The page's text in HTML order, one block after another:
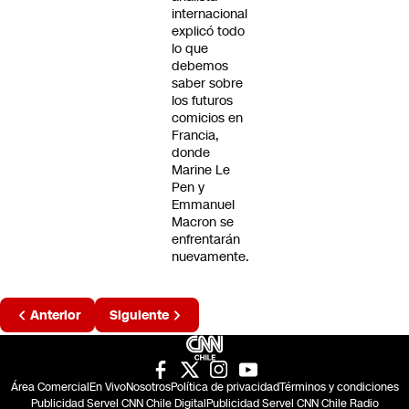
internacional
explicó todo
lo que
debemos
saber sobre
los futuros
comicios en
Francia,
donde
Marine Le
Pen y
Emmanuel
Macron se
enfrentarán
nuevamente.
Página
2 de 4
Anterior Siguiente
Área ComercialEn VivoNosotrosPolítica de privacidadTérminos y condiciones
Publicidad Servel CNN Chile DigitalPublicidad Servel CNN Chile Radio